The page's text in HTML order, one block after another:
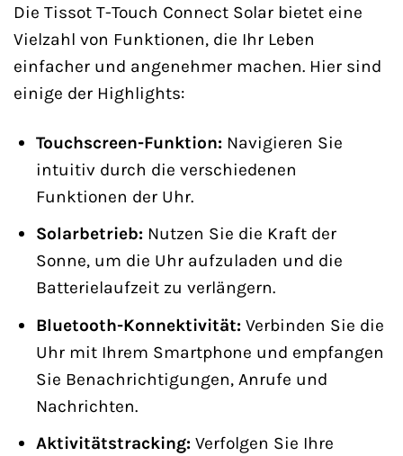
Die Tissot T-Touch Connect Solar bietet eine
Vielzahl von Funktionen, die Ihr Leben
einfacher und angenehmer machen. Hier sind
einige der Highlights:
Touchscreen-Funktion:Navigieren Sie
intuitiv durch die verschiedenen
Funktionen der Uhr.
Solarbetrieb:Nutzen Sie die Kraft der
Sonne, um die Uhr aufzuladen und die
Batterielaufzeit zu verlängern.
Bluetooth-Konnektivität:Verbinden Sie die
Uhr mit Ihrem Smartphone und empfangen
Sie Benachrichtigungen, Anrufe und
Nachrichten.
Aktivitätstracking:Verfolgen Sie Ihre